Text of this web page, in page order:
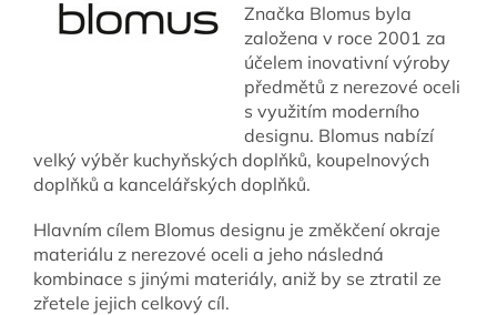
Značka Blomus byla
založena v roce 2001 za
účelem inovativní výroby
předmětů z nerezové oceli
s využitím moderního
designu. Blomus nabízí
velký výběr kuchyňských doplňků, koupelnových
doplňků a kancelářských doplňků.
Hlavním cílem Blomus designu je změkčení okraje
materiálu z nerezové oceli a jeho následná
kombinace s jinými materiály, aniž by se ztratil ze
zřetele jejich celkový cíl.